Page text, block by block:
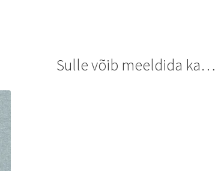
Sulle võib meeldida ka…